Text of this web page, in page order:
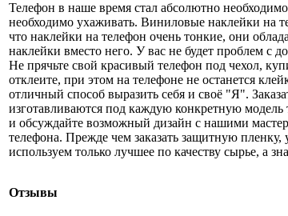
Телефон в наше время стал абсолютно
необходимо ухаживать. Виниловые наклейки на
что наклейки на телефон очень тонкие, они
наклейки вместо него. У вас не будет проблем с
Не прячьте свой красивый телефон под чехол,
отклеите, при этом на телефоне не останется
отличный способ выразить себя и своё "Я".
изготавливаются под каждую конкретную
и обсуждайте возможный дизайн с нашими
телефона. Прежде чем заказать защитную
используем только лучшее по качеству сырье, а
Отзывы